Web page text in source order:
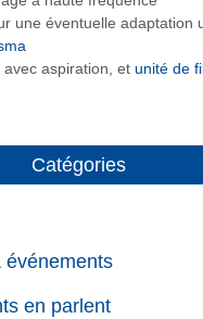
une éventuelle adaptation
avec aspiration, et unité de
Catégories
événements
en parlent